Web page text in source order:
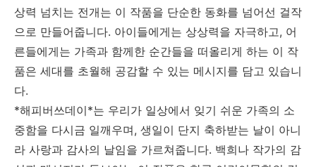
상력 넘치는 전개는 이 작품을 단순한 동화를 넘어선 걸작
으로 만들어줍니다. 아이들에게는 상상력을 자극하고, 어
른들에게는 가족과 함께한 순간들을 떠올리게 하는 이 작
품은 세대를 초월해 공감할 수 있는 메시지를 담고 있습니
다.
*해피버쓰데이*는 우리가 일상에서 잊기 쉬운 가족의 소
중함을 다시금 일깨우며, 생일이 단지 축하받는 날이 아니
라 사랑과 감사의 날임을 가르쳐줍니다. 백희나 작가의 감